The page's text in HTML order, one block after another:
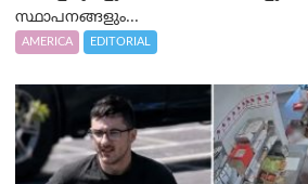
സ്ഥാപനങ്ങളും...
AMERICA EDITORIAL